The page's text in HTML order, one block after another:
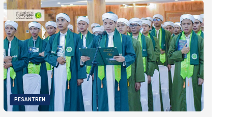
PESANTREN